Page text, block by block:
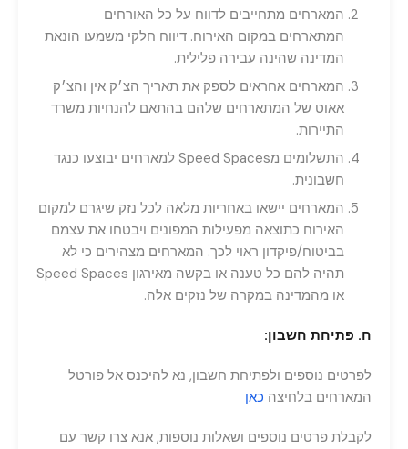
המארחים מתחייבים לדווח על כל האורחים
המתארחים במקום האירוח. דיווח חלקי משמעו הונאת
המדינה שהינה עבירה פלילית.
המארחים אחראים לספק את תאריך הצ׳ק אין והצ׳ק
אאוט של המתארחים שלהם בהתאם להנחיות משרד
התיירות.
התשלומים מSpeed Spaces למארחים יבוצעו כנגד
חשבונית.
המארחים יישאו באחריות מלאה לכל נזק שיגרם למקום
האירוח כתוצאה מפעילות המפונים ויבטחו את עצמם
בביטוח/פיקדון ראוי לכך. המארחים מצהירים כי לא
תהיה להם כל טענה או בקשה מאירגון Speed Spaces
או מהמדינה במקרה של נזקים אלה.
ח. פתיחת חשבון:
לפרטים נוספים ולפתיחת חשבון, נא להיכנס אל פורטל
המארחים בלחיצה כאן
לקבלת פרטים נוספים ושאלות נוספות, אנא צרו קשר עם